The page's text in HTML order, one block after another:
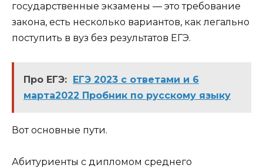
государственные экзамены — это требование
закона, есть несколько вариантов, как легально
поступить в вуз без результатов ЕГЭ.
Про ЕГЭ: ЕГЭ 2023 с ответами и 6
марта2022 Пробник по русскому языку
Вот основные пути.
Абитуриенты с дипломом среднего